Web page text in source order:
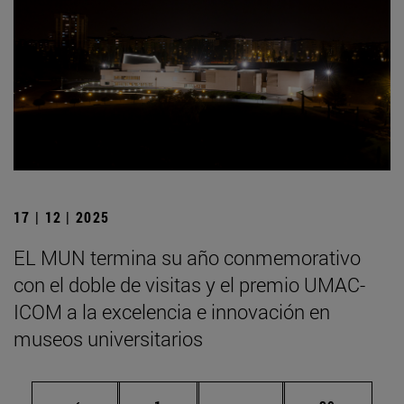
17 | 12 | 2025
EL MUN termina su año conmemorativo
con el doble de visitas y el premio UMAC-
ICOM a la excelencia e innovación en
museos universitarios